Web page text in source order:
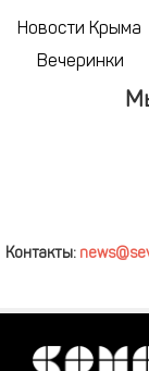
Новости Крыма
Вечеринки
Контакты: